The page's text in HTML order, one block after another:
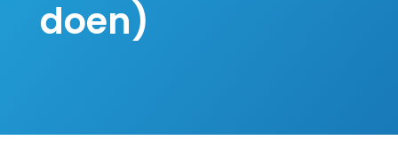
doen)